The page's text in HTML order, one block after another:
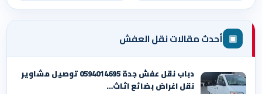
▣ أحدث مقالات نقل العفش
دباب نقل عفش جدة 0594014695 توصيل مشاوير
نقل اغراض بضائع اثاث…